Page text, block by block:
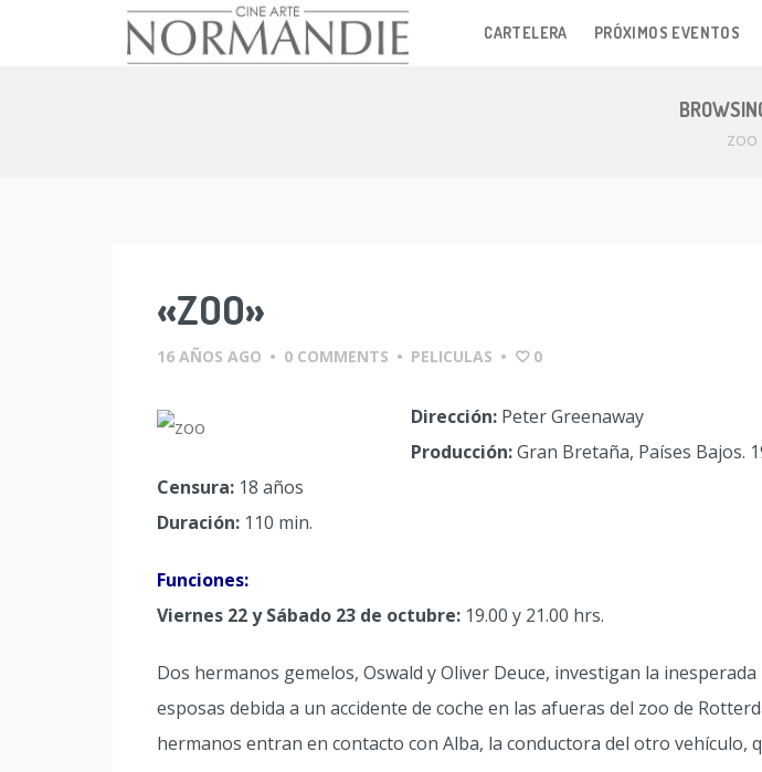
CARTELERA PRÓXIMOS EVENTOS
ZOO
«ZOO»
16 AÑOS AGO • 0 COMMENTS • PELICULAS • 0
Dirección: Peter Greenaway
Producción:Gran Bretaña, Países Bajos.
Censura: 18 años
Duración: 110 min.
Funciones:
Viernes 22 y Sábado 23 de octubre: 19.00 y 21.00 hrs.
Dos hermanos gemelos, Oswald y Oliver Deuce, investigan la
esposas debida a un accidente de coche en las afueras del zoo de
hermanos entran en contacto con Alba, la conductora del otro vehículo,